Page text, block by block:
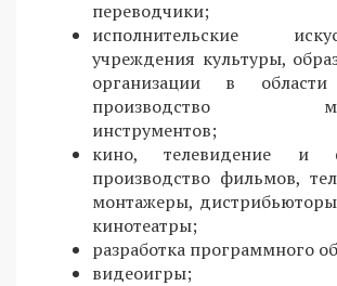
переводчики;
исполнительские
учреждения культуры,
организации в области
производство
инструментов;
кино, телевидение
производство фильмов,
монтажеры,
кинотеатры;
разработка программного
видеоигры;